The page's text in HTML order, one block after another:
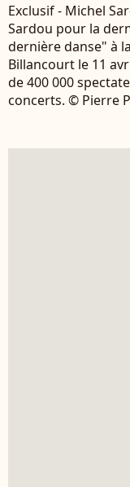
Exclusif - Michel
Sardou pour la
dernière danse" à
Billancourt le 11
de 400 000
concerts. © Pierre